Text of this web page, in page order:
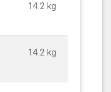
14.2 kg
14.2 kg